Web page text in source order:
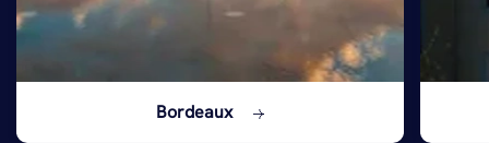
Bordeaux